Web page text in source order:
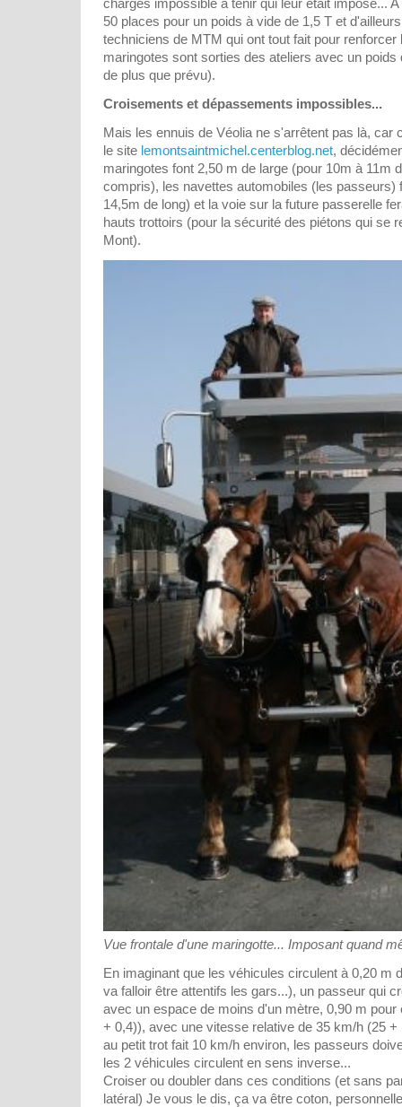
50 places pour un poids à vide de 1,5 T et
techniciens de MTM qui ont tout fait pour renforcer
maringotes sont sorties des ateliers avec un poids
de plus que prévu).
Croisements et dépassements impossibles...
Mais les ennuis de Véolia ne s'arrêtent pas là, car
le site lemontsaintmichel.centerblog.net,
maringotes font 2,50 m de large (pour 10m à 11m
compris), les navettes automobiles (les passeurs)
14,5m de long) et la voie sur la future passerelle
hauts trottoirs (pour la sécurité des piétons qui se
Mont).
Vue frontale d'une maringotte... Imposant quand
En imaginant que les véhicules circulent à 0,20 m
va falloir être attentifs les gars...), un passeur qui
avec un espace de moins d'un mètre, 0,90 m
+ 0,4)), avec une vitesse relative de 35 km/h (25 +
au petit trot fait 10 km/h environ, les passeurs
les 2 véhicules circulent en sens inverse...
Croiser ou doubler dans ces conditions (et sans
latéral) Je vous le dis, ça va être coton,